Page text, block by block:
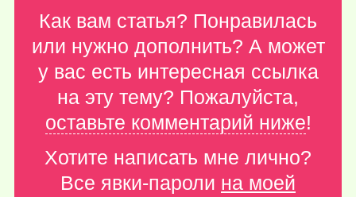
Как вам статья? Понравилась
или нужно дополнить? А может
у вас есть интересная ссылка
на эту тему? Пожалуйста,
оставьте комментарий ниже!
Хотите написать мне лично?
Все явки-пароли на моей